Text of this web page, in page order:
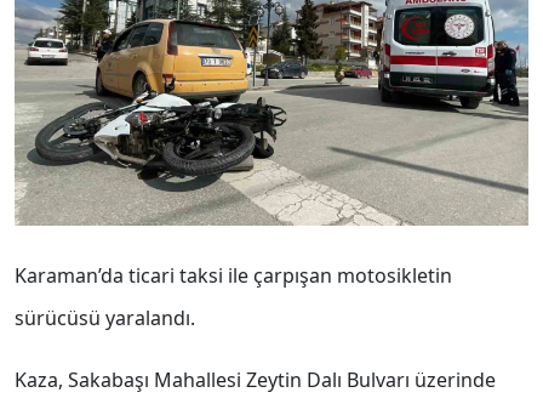
Karaman’da ticari taksi ile çarpışan motosikletin
sürücüsü yaralandı.
Kaza, Sakabaşı Mahallesi Zeytin Dalı Bulvarı üzerinde